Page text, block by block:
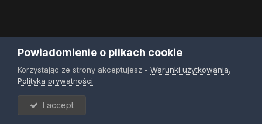
Powiadomienie o plikach cookie
Korzystając ze strony akceptujesz - Warunki użytkowania,
Polityka prywatności
I accept